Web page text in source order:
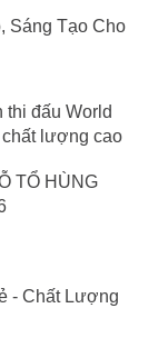
Sáng Tạo Cho
thi đấu World
lượng cao
TỔ HÙNG
- Chất Lượng